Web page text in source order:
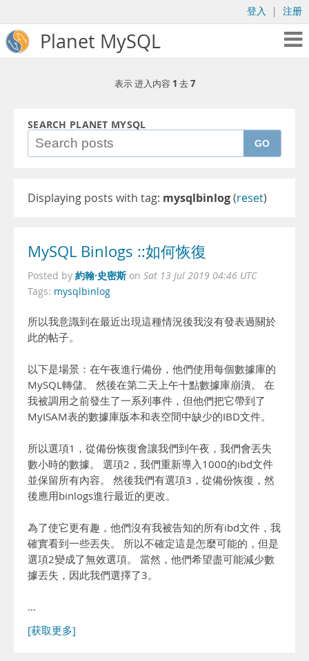
登入 | 注册
Planet MySQL
表示 进入内容 1 去7
SEARCH PLANET MYSQL
GO
Displaying posts with tag: mysqlbinlog(reset)
MySQL Binlogs ::如何恢復
Posted by 約翰·史密斯 on Sat 13 Jul 2019 04:46 UTC
Tags: mysqlbinlog
所以我意識到在最近出現這種情況後我沒有發表過關於
此的帖子。
以下是場景：在午夜進行備份，他們使用每個數據庫的
MySQL轉儲。 然後在第二天上午十點數據庫崩潰。 在
我被調用之前發生了一系列事件，但他們把它帶到了
MyISAM表的數據庫版本和表空間中缺少的IBD文件。
所以選項1，從備份恢復會讓我們到午夜，我們會丟失
數小時的數據。 選項2，我們重新導入1000的ibd文件
並保留所有內容。 然後我們有選項3，從備份恢復，然
後應用binlogs進行最近的更改。
為了使它更有趣，他們沒有我被告知的所有ibd文件，我
確實看到一些丟失。 所以不確定這是怎麼可能的，但是
選項2變成了無效選項。 當然，他們希望盡可能減少數
據丟失，因此我們選擇了3。
…
[获取更多]